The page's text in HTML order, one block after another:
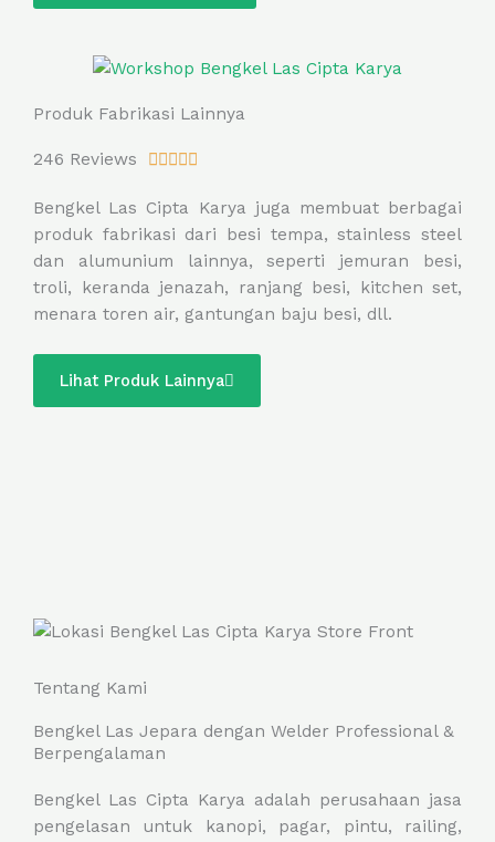
Produk Fabrikasi Lainnya
246 Reviews 
t
e
d
5
o
Bengkel Las Cipta Karya juga membuat berbagai
produk fabrikasi dari besi tempa, stainless steel
dan alumunium lainnya, seperti jemuran besi,
troli, keranda jenazah, ranjang besi, kitchen set,
menara toren air, gantungan baju besi, dll.
Lihat Produk Lainnya
Tentang Kami
Bengkel Las Jepara dengan Welder Professional &
Berpengalaman
Bengkel Las Cipta Karya adalah perusahaan jasa
pengelasan untuk kanopi, pagar, pintu, railing,